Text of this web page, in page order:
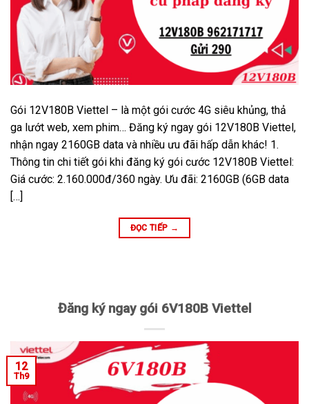
Gói 12V180B Viettel – là một gói cước 4G siêu khủng, thả
ga lướt web, xem phim… Đăng ký ngay gói 12V180B Viettel,
nhận ngay 2160GB data và nhiều ưu đãi hấp dẫn khác! 1.
Thông tin chi tiết gói khi đăng ký gói cước 12V180B Viettel:
Giá cước: 2.160.000đ/360 ngày. Ưu đãi: 2160GB (6GB data
[…]
ĐỌC TIẾP →
Đăng ký ngay gói 6V180B Viettel
12
Th9